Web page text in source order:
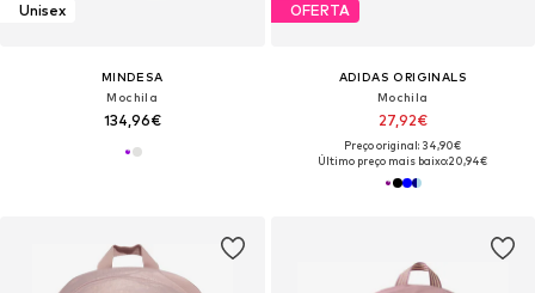
Unisex
MINDESA
Mochila
134,96€
OFERTA
ADIDAS ORIGINALS
Mochila
27,92€
Preço original: 34,90€
Último preço mais baixo:20,94€